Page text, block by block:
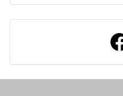
a
h
o
n
r a
t